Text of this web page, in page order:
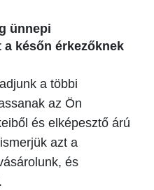
ünnepi
a későn érkezőknek
a többi
az Ön
és elképesztő árú
azt a
és